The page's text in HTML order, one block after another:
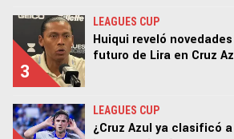
3
LEAGUES CUP
Huiqui reveló
futuro de Lira en Cruz
LEAGUES CUP
¿Cruz Azul ya clasificó